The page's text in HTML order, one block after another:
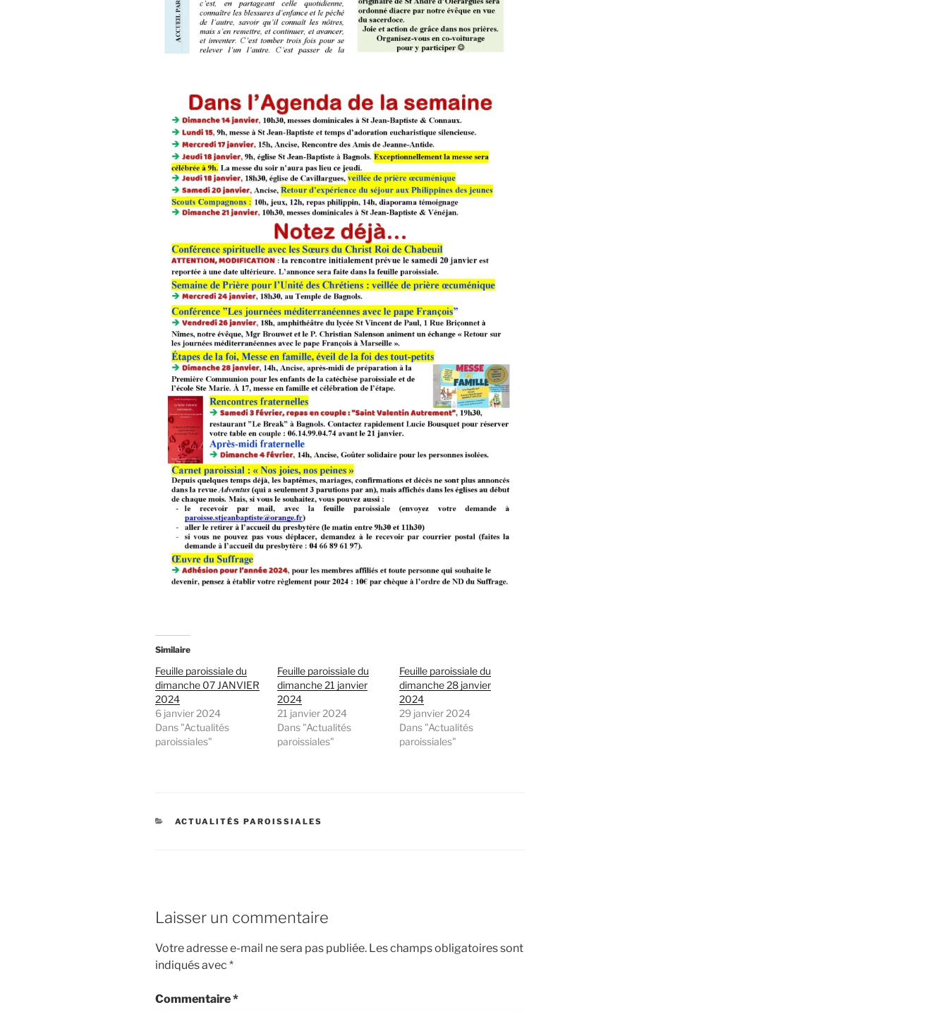
Similaire
Feuille paroissiale du
dimanche 07 JANVIER
2024
6 janvier 2024
Dans "Actualités
paroissiales"
Feuille paroissiale du
dimanche 21 janvier
2024
21 janvier 2024
Dans "Actualités
paroissiales"
Feuille paroissiale du
dimanche 28 janvier
2024
29 janvier 2024
Dans "Actualités
paroissiales"
CATÉGORIES
ACTUALITÉS PAROISSIALES
Laisser un commentaire
Votre adresse e-mail ne sera pas publiée. Les champs obligatoires sont
indiqués avec *
Commentaire*